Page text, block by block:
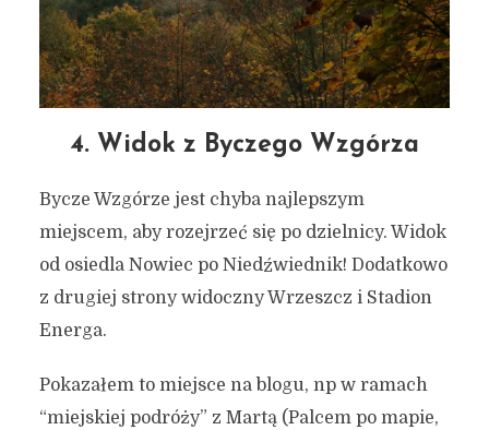
4. Widok z Byczego Wzgórza
Bycze Wzgórze jest chyba najlepszym
miejscem, aby rozejrzeć się po dzielnicy. Widok
od osiedla Nowiec po Niedźwiednik! Dodatkowo
z drugiej strony widoczny Wrzeszcz i Stadion
Energa.
Pokazałem to miejsce na blogu, np w ramach
“miejskiej podróży” z Martą (Palcem po mapie,